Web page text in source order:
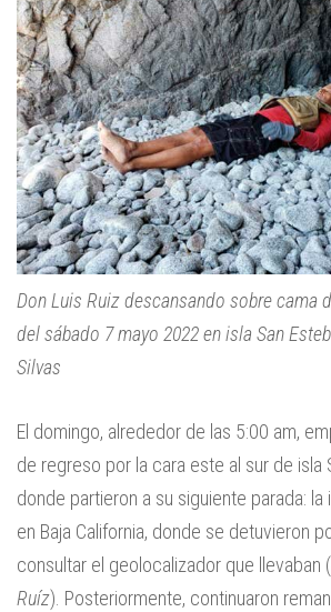
Don Luis Ruiz descansando sobre cama
del sábado 7 mayo 2022 en isla San
Silvas
El domingo, alrededor de las 5:00 am,
de regreso por la cara este al sur de isla
donde partieron a su siguiente parada: la
en Baja California, donde se detuvieron
consultar el geolocalizador que llevaban (
Ruíz). Posteriormente, continuaron